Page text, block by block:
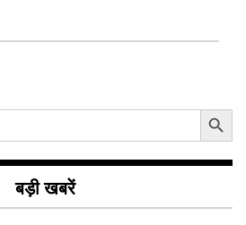
Search Button
बड़ी खबरें